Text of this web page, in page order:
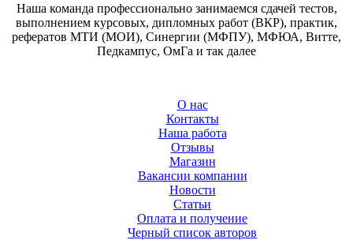
Наша команда профессионально занимаемся сдачей тестов,
выполнением курсовых, дипломных работ (ВКР), практик,
рефератов МТИ (МОИ), Синергии (МФПУ), МФЮА, Витте,
Педкампус, ОмГа и так далее
О нас
Контакты
Наша работа
Отзывы
Магазин
Вакансии компании
Новости
Статьи
Оплата и получение
Черный список авторов